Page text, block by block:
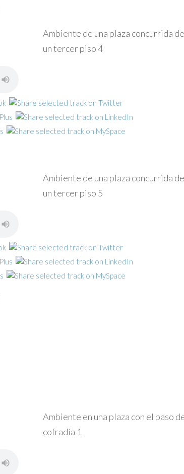
Ambiente de una plaza concurrida
un tercer piso 4
Ambiente de una plaza concurrida
un tercer piso 5
Ambiente en una plaza con el paso
cofradía 1